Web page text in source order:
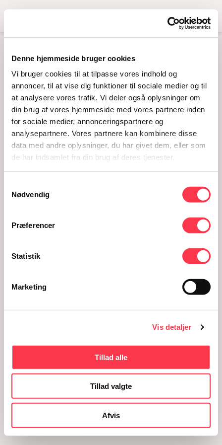
Denne hjemmeside bruger cookies
Vi bruger cookies til at tilpasse vores indhold og
annoncer, til at vise dig funktioner til sociale medier og til
at analysere vores trafik. Vi deler også oplysninger om
din brug af vores hjemmeside med vores partnere inden
for sociale medier, annonceringspartnere og
analysepartnere. Vores partnere kan kombinere disse
data med andre oplysninger, du har givet dem, eller som
de har indsamlet fra din brug af deres tjenester.
Nødvendig
Præferencer
Statistik
Marketing
Vis detaljer
Tillad alle
Tillad valgte
Afvis
Menu
LAVENDELKVAST
MED BÅND – 2 STK.
Læs mere
Særlige lejligheder
Fødselsanstalten i Jylland - FiJ